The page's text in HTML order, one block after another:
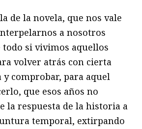
de la novela, que nos vale
a nosotros
si vivimos aquellos
volver atrás con cierta
y comprobar, para aquel
que esos años no
la respuesta de la historia a
temporal, extirpando